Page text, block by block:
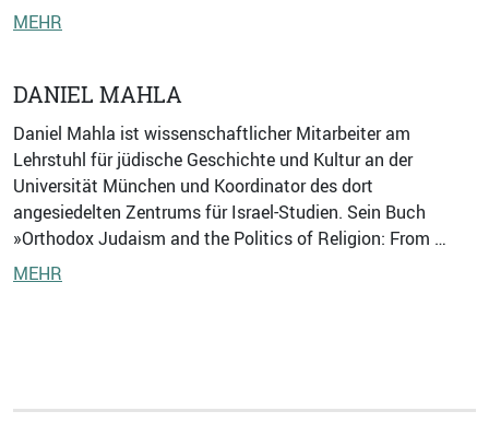
MEHR
DANIEL MAHLA
Daniel Mahla ist wissenschaftlicher Mitarbeiter am
Lehrstuhl für jüdische Geschichte und Kultur an der
Universität München und Koordinator des dort
angesiedelten Zentrums für Israel-Studien. Sein Buch
»Orthodox Judaism and the Politics of Religion: From …
MEHR